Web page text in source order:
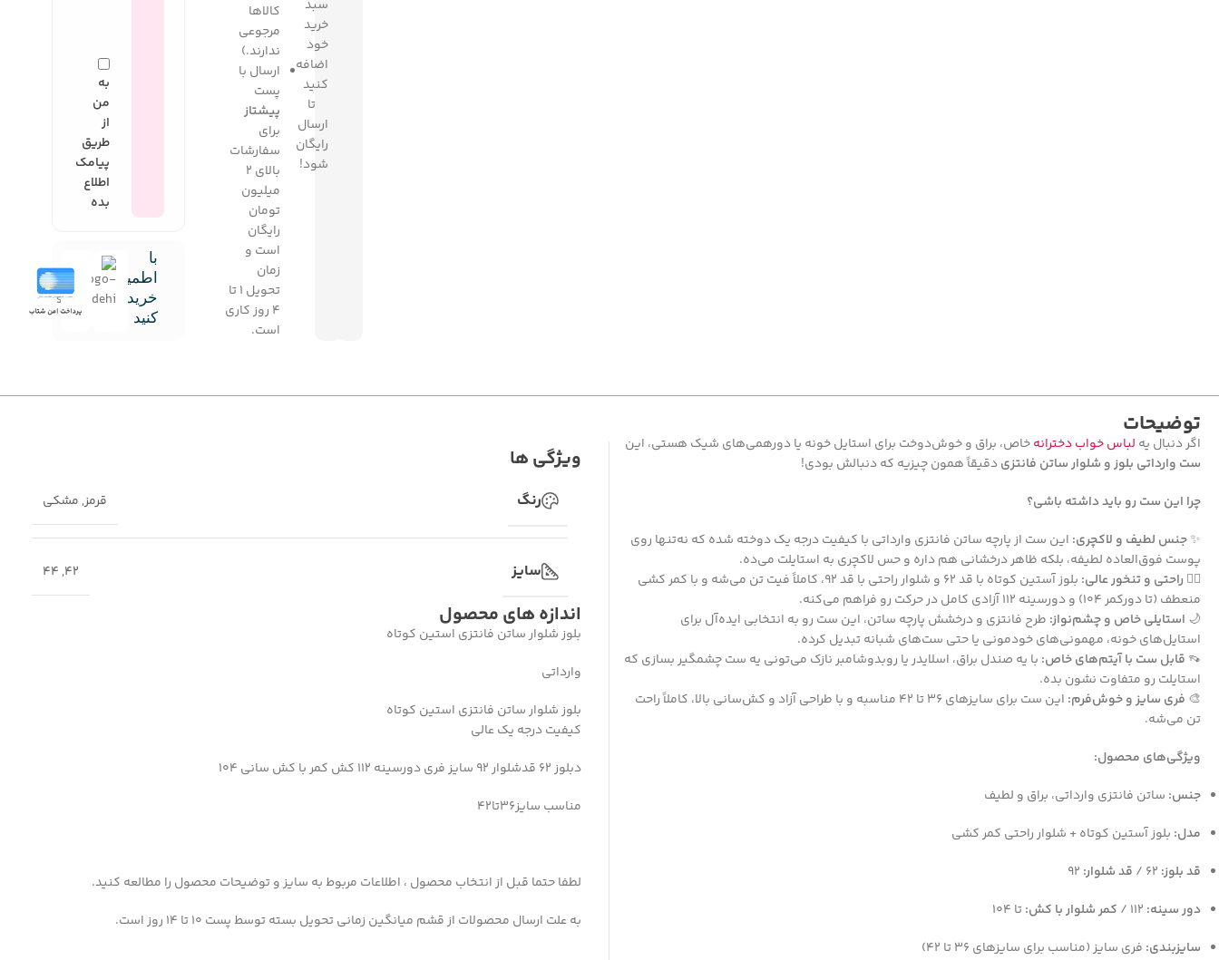
سبد
خرید
خود
اضافه
کنید
تا
ارسال
رایگان
شود!
کالاها
مرجوعی
ندارند.)
ارسال با
پست
پیشتاز
برای
سفارشات
بالای 2
میلیون
تومان
رایگان
است و
زمان
تحویل 1 تا
4 روز کاری
است.
به
من
از
طریق
پیامک
اطلاع
بده
با
اطمینان
خرید
کنید
توضیحات
اگر دنبال یه لباس خواب دخترانهخاص، براق و خوش‌دوخت برای استایل خونه یا دورهمی‌های شیک هستی، این
ست وارداتی بلوز و شلوار ساتن فانتزیدقیقاً همون چیزیه که دنبالش بودی!
چرا این ست رو باید داشته باشی؟
✨جنس لطیف و لاکچری: این ست از پارچه ساتن فانتزی وارداتی با کیفیت درجه یک دوخته شده که نه‌تنها روی
پوست فوق‌العاده لطیفه، بلکه ظاهر درخشانی هم داره و حس لاکچری به استایلت می‌ده.
🧘‍♀️ راحتی و تنخور عالی:
بلوز آستین کوتاه با قد ۶۲ و شلوار راحتی با قد ۹۲، کاملاً فیت تن می‌شه و با کمر کشی
منعطف (تا دورکمر ۱۰۴) و دورسینه ۱۱۲ آزادی کامل در حرکت رو فراهم می‌کنه.
🌙 استایلی خاص و چشم‌نواز: طرح فانتزی و درخشش پارچه ساتن، این ست رو به انتخابی ایده‌آل برای
استایل‌های خونه، مهمونی‌های خودمونی یا حتی ست‌های شبانه تبدیل کرده.
👡 قابل ست با آیتم‌های خاص: با یه صندل براق، اسلایدر یا روبدوشامبر نازک می‌تونی یه ست چشمگیر بسازی که
استایلت رو متفاوت نشون بده.
🎨 فری سایز و خوش‌فرم:
این ست برای سایزهای ۳۶ تا ۴۲ مناسبه و با طراحی آزاد و کش‌سانی بالا، کاملاً راحت
تن می‌شه.
ویژگی‌های محصول:
جنس: ساتن فانتزی وارداتی، براق و لطیف
مدل: بلوز آستین کوتاه + شلوار راحتی کمر کشی
قد بلوز:
قد شلوار:
دور سینه:
کمر شلوار با کش:تا ۱۰۴
سایزبندی: فری سایز (مناسب برای سایزهای ۳۶ تا ۴۲)
ویژگی ها
رنگ قرمز, مشکی
سایز 42
,
44
اندازه های محصول
بلوز شلوار ساتن فانتزی استین کوتاه
وارداتی
بلوز شلوار ساتن فانتزی استین کوتاه
کیفیت درجه یک عالی
دبلوز ۶۲ قدشلوار ۹۲ سایز فری دورسینه ۱۱۲ کش کمر با کش سانی ۱۰۴
مناسب سایز۳۶تا42
لطفا حتما قبل از انتخاب محصول ، اطلاعات مربوط به سایز و توضیحات محصول را مطالعه کنید.
به علت ارسال محصولات از قشم میانگین زمانی تحویل بسته توسط پست 10 تا 14 روز است.